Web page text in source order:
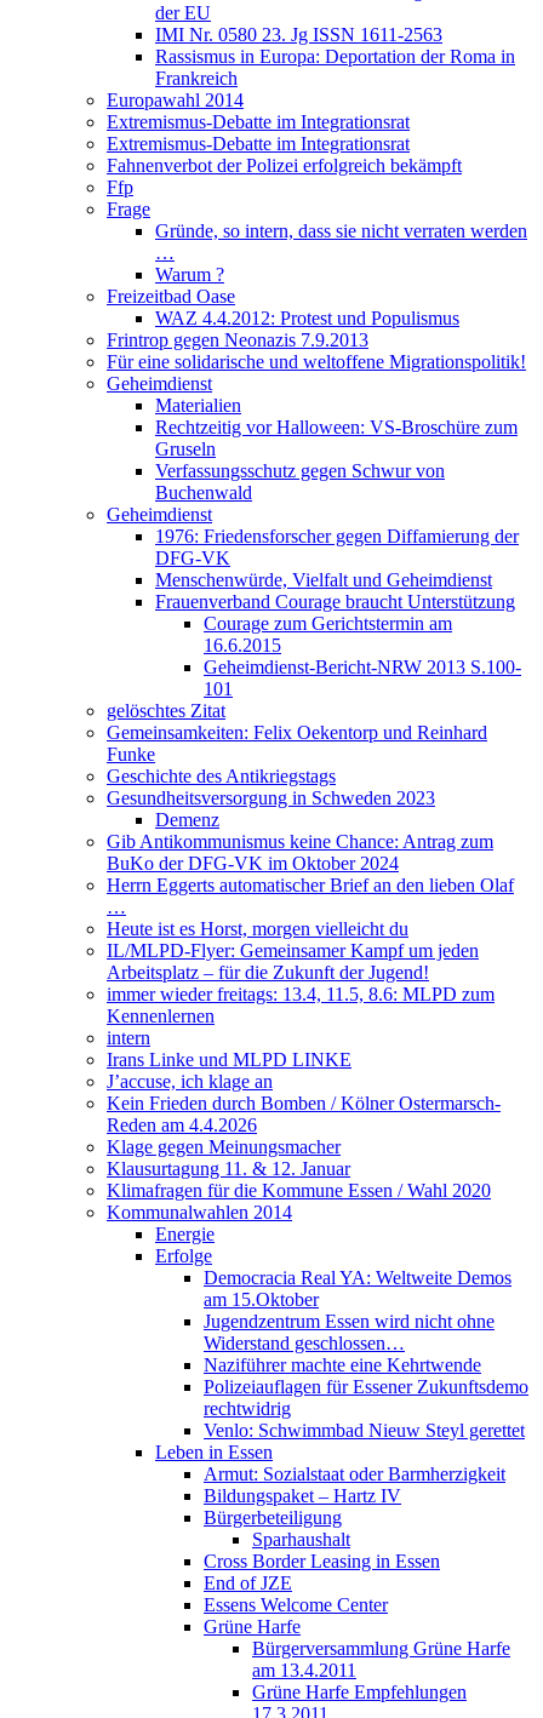
der EU
IMI Nr. 0580 23. Jg ISSN 1611-2563
Rassismus in Europa: Deportation der Roma in
Frankreich
Europawahl 2014
Extremismus-Debatte im Integrationsrat
Extremismus-Debatte im Integrationsrat
Fahnenverbot der Polizei erfolgreich bekämpft
Ffp
Frage
Gründe, so intern, dass sie nicht verraten werden
…
Warum ?
Freizeitbad Oase
WAZ 4.4.2012: Protest und Populismus
Frintrop gegen Neonazis 7.9.2013
Für eine solidarische und weltoffene Migrationspolitik!
Geheimdienst
Materialien
Rechtzeitig vor Halloween: VS-Broschüre zum
Gruseln
Verfassungsschutz gegen Schwur von
Buchenwald
Geheimdienst
1976: Friedensforscher gegen Diffamierung der
DFG-VK
Menschenwürde, Vielfalt und Geheimdienst
Frauenverband Courage braucht Unterstützung
Courage zum Gerichtstermin am
16.6.2015
Geheimdienst-Bericht-NRW 2013 S.100-
101
gelöschtes Zitat
Gemeinsamkeiten: Felix Oekentorp und Reinhard
Funke
Geschichte des Antikriegstags
Gesundheitsversorgung in Schweden 2023
Demenz
Gib Antikommunismus keine Chance: Antrag zum
BuKo der DFG-VK im Oktober 2024
Herrn Eggerts automatischer Brief an den lieben Olaf
…
Heute ist es Horst, morgen vielleicht du
IL/MLPD-Flyer: Gemeinsamer Kampf um jeden
Arbeitsplatz – für die Zukunft der Jugend!
immer wieder freitags: 13.4, 11.5, 8.6: MLPD zum
Kennenlernen
intern
Irans Linke und MLPD LINKE
J’accuse, ich klage an
Kein Frieden durch Bomben / Kölner Ostermarsch-
Reden am 4.4.2026
Klage gegen Meinungsmacher
Klausurtagung 11. & 12. Januar
Klimafragen für die Kommune Essen / Wahl 2020
Kommunalwahlen 2014
Energie
Erfolge
Democracia Real YA: Weltweite Demos
am 15.Oktober
Jugendzentrum Essen wird nicht ohne
Widerstand geschlossen…
Naziführer machte eine Kehrtwende
Polizeiauflagen für Essener Zukunftsdemo
rechtwidrig
Venlo: Schwimmbad Nieuw Steyl gerettet
Leben in Essen
Armut: Sozialstaat oder Barmherzigkeit
Bildungspaket – Hartz IV
Bürgerbeteiligung
Sparhaushalt
Cross Border Leasing in Essen
End of JZE
Essens Welcome Center
Grüne Harfe
Bürgerversammlung Grüne Harfe
am 13.4.2011
Grüne Harfe Empfehlungen
17.3.2011